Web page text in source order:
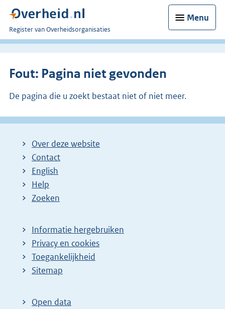
Menu
U
bent
Register van Overheidsorganisaties
Fout: Pagina niet gevonden
De pagina die u zoekt bestaat niet of niet meer.
Over deze website
Contact
English
Help
Zoeken
Informatie hergebruiken
Privacy en cookies
Toegankelijkheid
Sitemap
Open data